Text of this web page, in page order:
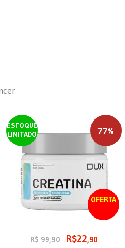
ESTOQUE
LIMITADO
OFERTA
77%
R$ 99,90 R$22,90